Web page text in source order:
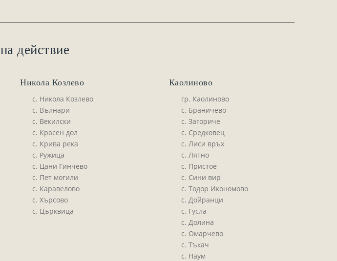
на действие
Никола Козлево
с. Никола Козлево
с. Вълнари
с. Векилски
с. Красен дол
с. Крива река
с. Ружица
с. Цани Гинчево
с. Пет могили
с. Каравелово
с. Хърсово
с. Църквица
Каолиново
гр. Каолиново
с. Браничево
с. Загориче
с. Средковец
с. Лиси връх
с. Лятно
с. Пристое
с. Сини вир
с. Тодор Икономово
с. Дойранци
с. Гусла
с. Долина
с. Омарчево
с. Тъкач
с. Наум